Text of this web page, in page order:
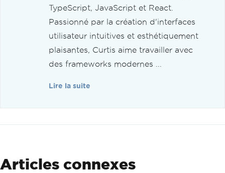
TypeScript, JavaScript et React.
Passionné par la création d'interfaces
utilisateur intuitives et esthétiquement
plaisantes, Curtis aime travailler avec
des frameworks modernes ...
Lire la suite
Articles connexes